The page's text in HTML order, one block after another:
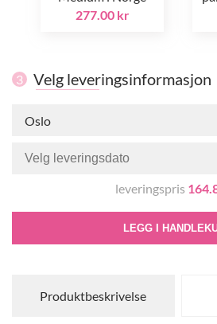
277.00 kr
3 Velg leveringsinformasjon
Oslo
leveringspris
LEGG I
Produktbeskrivelse